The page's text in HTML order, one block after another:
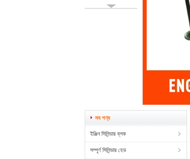
সব পণ্য
ইঞ্জিন সিলিন্ডার ব্লক
সম্পূর্ণ সিলিন্ডার হেড